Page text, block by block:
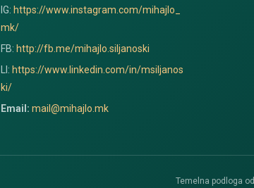
IG: https://www.instagram.com/mihajlo_
mk/
FB: http://fb.me/mihajlo.siljanoski
LI: https://www.linkedin.com/in/msiljanos
ki/
Email: mail@mihajlo.mk
Temelna podloga od